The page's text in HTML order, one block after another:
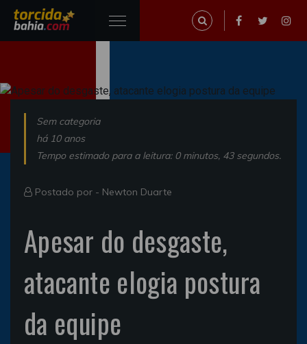
Sem categoria
há 10 anos
Tempo estimado para a leitura: 0 minutos, 43 segundos.
Postado por - Newton Duarte
Apesar do desgaste,
atacante elogia postura
da equipe